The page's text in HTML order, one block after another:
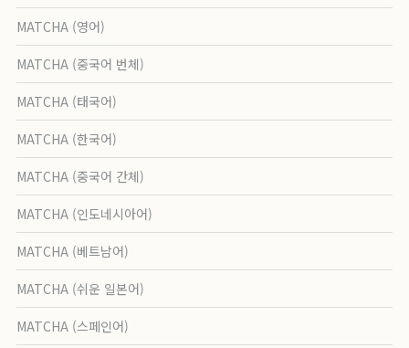
MATCHA (영어)
MATCHA (중국어 번체)
MATCHA (태국어)
MATCHA (한국어)
MATCHA (중국어 간체)
MATCHA (인도네시아어)
MATCHA (베트남어)
MATCHA (쉬운 일본어)
MATCHA (스페인어)